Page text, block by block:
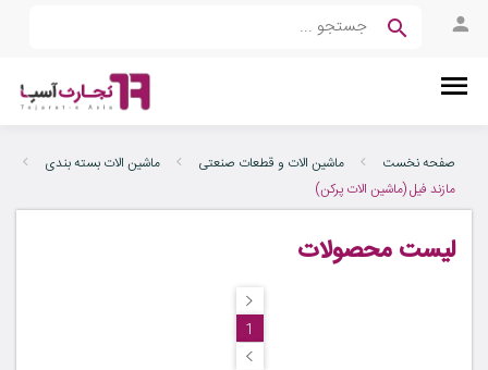
صفحه نخست ماشین الات و قطعات صنعتی
ماشین الات بسته بندی
مازند فیل (ماشین الات پرکن)
لیست محصولات
1